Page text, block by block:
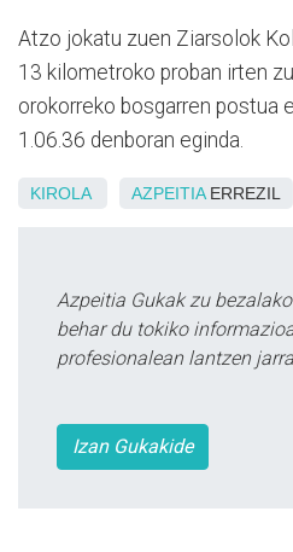
Atzo jokatu zuen Ziarsolok
13 kilometroko proban irten
orokorreko bosgarren postua
1.06.36 denboran eginda.
KIROLA AZPEITIAERREZIL
Azpeitia Gukak zu
behar du tokiko
profesionalean lantzen
Izan Gukakide